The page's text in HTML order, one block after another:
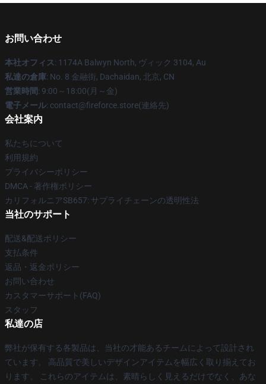
お問い合わせ
本社オフィス: 1174A Balwyn North, ヴィック 3104, Au
私達の倉庫: No. 8 金融街, Dachaidan, 北京, CN
営業時間: 9:00～18:00(月～金)
電子メール: contact@fireforce.store(連絡先)
会社案内
私たちについて
利用規約
プライバシーポリシー
DMCA - 著作権ポリシー
カリフォルニアSB657: サプライチェーンの透明性法
当社のサポート
配送&配送ポリシー
支払条件
返品・返金ポリシー
お問い合わせ
カスタマーサポート(FAQ)
スタッフ
私達の店
弊社が保有する各製品は、当社の才能あるチームによって設計され
ています。 高品質で美しいデザインアイテムを幅広く取り揃えてお
ります。 これらのアイテムは、素晴らしく見えるだけでなく、あな